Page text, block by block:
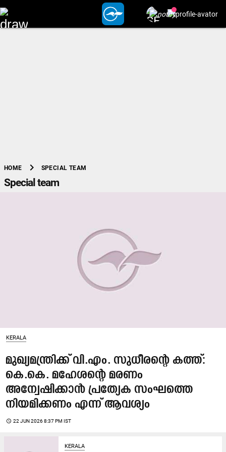
HOME chevron_right SPECIAL TEAM
Special team
KERALA
മുഖ്യമന്ത്രിക്ക് വി.എം. സുധീരന്റെ കത്ത്:
കെ.കെ. മഹേശന്റെ മരണം
അന്വേഷിക്കാൻ പ്രത്യേക സംഘത്തെ
നിയമിക്കണം എന്ന് ആവശ്യം
access_time 22 JUN 2026 8:37 PM IST
KERALA